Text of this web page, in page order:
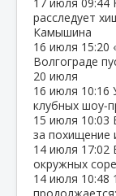
расследует
Камышина
16 июля 15:20
Волгограде
20 июля
16 июля 10:16
клубных
15 июля 10:03
за похищение
14 июля 17:02
окружных
14 июля 10:48